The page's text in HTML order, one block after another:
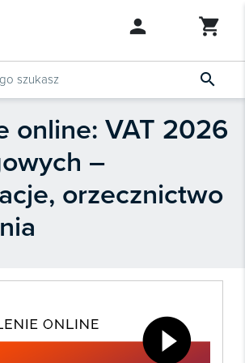
PODOBNYCH PRODUKTÓW

2027

online: VAT 2026
–
orzecznictwo